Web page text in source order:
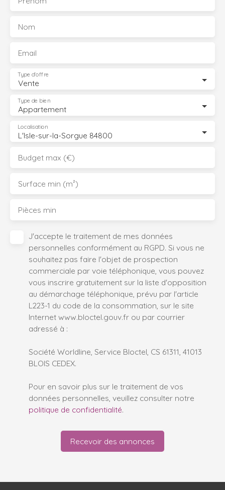
Nom
Email
Vente
Type d'offre
Appartement
Type de bien
L'Isle-sur-la-Sorgue 84800
Localisation
Budget max (€)
Surface min (m²)
Pièces min
J'accepte le traitement de mes données
personnelles conformément au RGPD. Si vous ne
souhaitez pas faire l'objet de prospection
commerciale par voie téléphonique, vous pouvez
vous inscrire gratuitement sur la liste d'opposition
au démarchage téléphonique, prévu par l'article
L223-1 du code de la consommation, sur le site
Internet www.bloctel.gouv.fr ou par courrier
adressé à :
Société Worldline, Service Bloctel, CS 61311, 41013
BLOIS CEDEX.
Pour en savoir plus sur le traitement de vos
données personnelles, veuillez consulter notre
politique de confidentialité.
Recevoir des annonces